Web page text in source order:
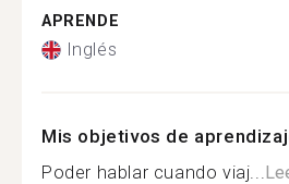
APRENDE
Inglés
Mis objetivos de
Poder hablar cuando viaj...